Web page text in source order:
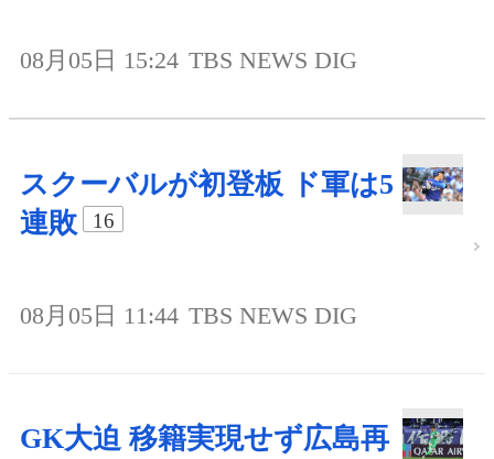
08月05日 15:24 TBS NEWS DIG
スクーバルが初登板 ド軍は5
連敗
16
08月05日 11:44 TBS NEWS DIG
GK大迫 移籍実現せず広島再